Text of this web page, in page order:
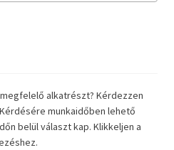
alkatrészt? Kérdezzen
munkaidőben lehető
belül választ kap. Klikkeljen a